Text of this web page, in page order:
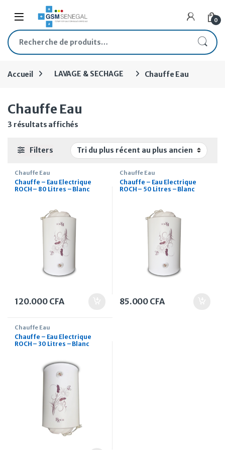
Skip to navigation
Skip to content
Open 0
Recherche pour :
Accueil LAVAGE & SECHAGE Chauffe Eau
Chauffe Eau
3 résultats affichés
Filters
Chauffe Eau
Chauffe – Eau Electrique
ROCH – 80 Litres – Blanc
120.000 CFA
Chauffe Eau
Chauffe – Eau Electrique
ROCH – 50 Litres – Blanc
85.000 CFA
Chauffe Eau
Chauffe – Eau Electrique
ROCH – 30 Litres – Blanc